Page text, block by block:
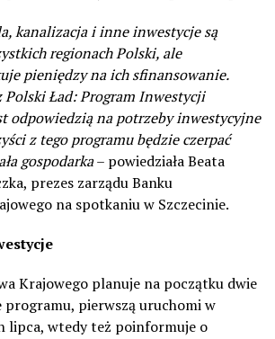
kanalizacja i inne inwestycje są
regionach Polski, ale
pieniędzy na ich sfinansowanie.
Polski Ład: Program Inwestycji
odpowiedzią na potrzeby inwestycyjne
z tego programu będzie czerpać
gospodarka– powiedziała Beata
prezes zarządu Banku
na spotkaniu w Szczecinie.
Krajowego planuje na początku dwie
programu, pierwszą uruchomi w
lipca, wtedy też poinformuje o